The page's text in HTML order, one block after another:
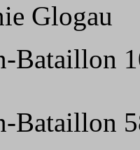
Glogau
Bataillon
Bataillon